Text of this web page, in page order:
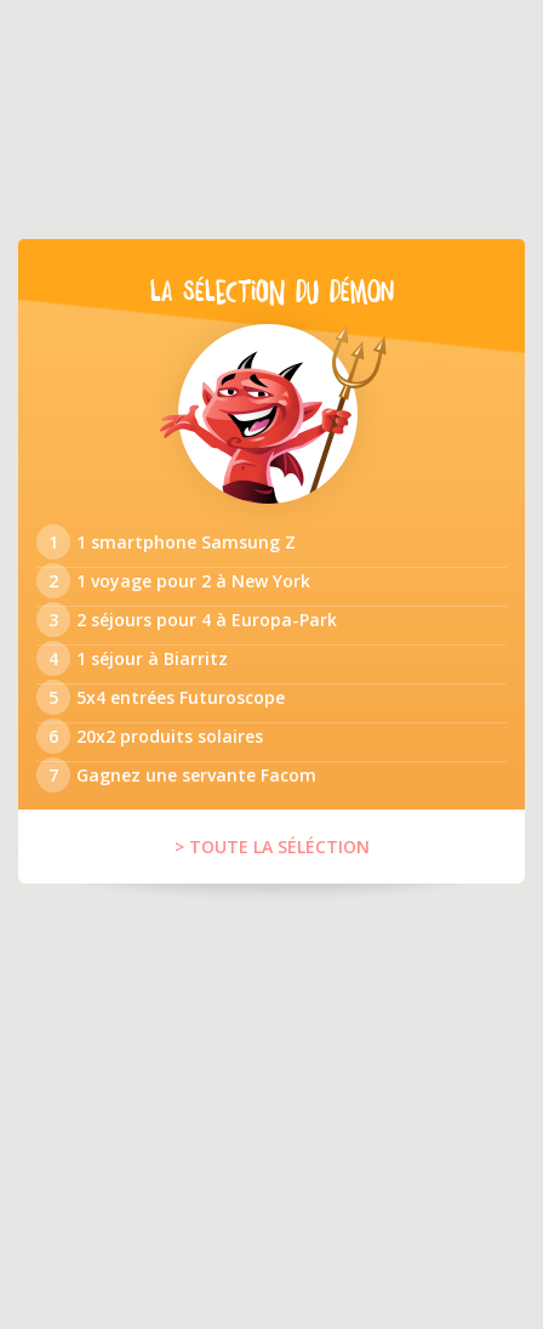
LA SÉLECTION DU DÉMON
1
1 smartphone Samsung Z
2
1 voyage pour 2 à New York
3
2 séjours pour 4 à Europa-Park
4
1 séjour à Biarritz
5
5x4 entrées Futuroscope
6
20x2 produits solaires
7
Gagnez une servante Facom
> TOUTE LA SÉLÉCTION